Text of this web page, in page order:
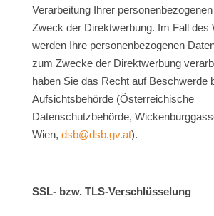
Verarbeitung Ihrer
Zweck der Direktwerbung. Im Fall des
werden Ihre personenbezogenen
zum Zwecke der Direktwerbung
haben Sie das Recht auf Beschwerde
Aufsichtsbehörde (Österreichische
Datenschutzbehörde,
Wien, dsb@dsb.gv.at).
SSL- bzw. TLS-Verschlüsselung